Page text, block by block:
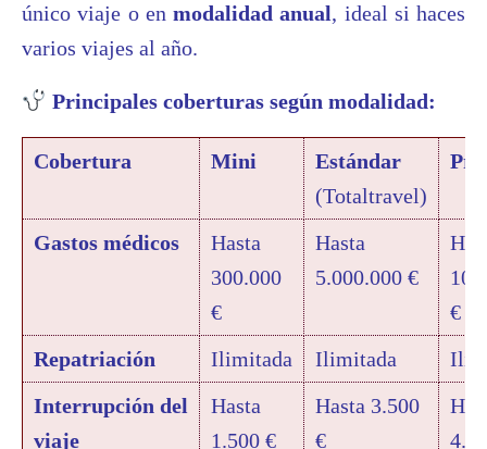
único viaje o en modalidad anual, ideal si haces
varios viajes al año.
Principales coberturas según modalidad:
Cobertura Mini
Estándar
(Totaltravel)
Gastos médicos
Hasta
300.000
€
Hasta
5.000.000 €
€
Repatriación
Ilimitada Ilimitada
Interrupción del
viaje
Hasta
1.500 €
Hasta 3.500
€